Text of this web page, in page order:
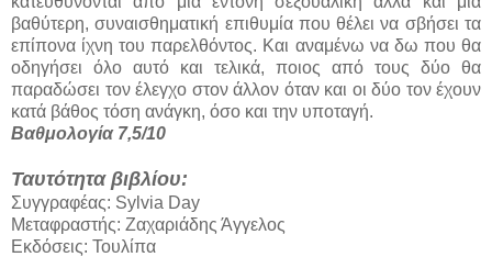
βαθύτερη, συναισθηματική επιθυμία που θέλει να σβήσει τα
επίπονα ίχνη του παρελθόντος. Και αναμένω να δω που θα
οδηγήσει όλο αυτό και τελικά, ποιος από τους δύο θα
παραδώσει τον έλεγχο στον άλλον όταν και οι δύο τον έχουν
κατά βάθος τόση ανάγκη, όσο και την υποταγή.
Βαθμολογία 7,5/10
Ταυτότητα βιβλίου:
Συγγραφέας: Sylvia Day
Μεταφραστής: Ζαχαριάδης Άγγελος
Εκδόσεις: Τουλίπα